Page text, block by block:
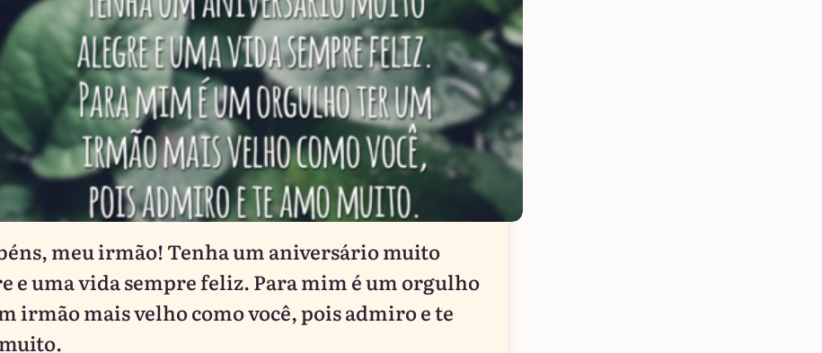
meu irmão! Tenha um aniversário muito
e uma vida sempre feliz. Para mim é um orgulho
irmão mais velho como você, pois admiro e te